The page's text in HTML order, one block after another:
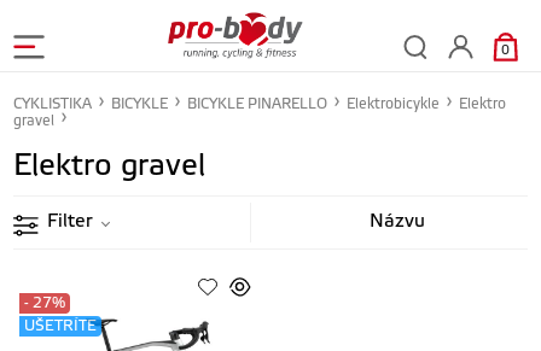
0
CYKLISTIKA BICYKLE BICYKLE PINARELLO Elektrobicykle
Elektro
gravel
Elektro gravel
Filter
- 27%
UŠETRÍTE